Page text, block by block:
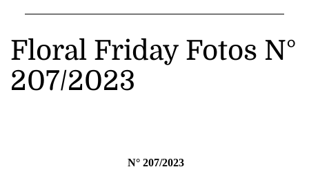
Floral Friday Fotos N°
207/2023
N° 207/2023